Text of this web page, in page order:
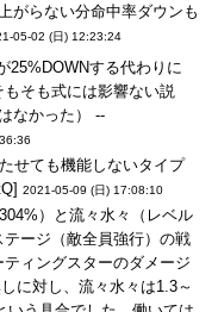
がらない分命中率ダウンも
05-02 (日) 12:23:24
25%DOWNする代わりに
そも式には影響ない説
なかった） --
せても機能しないタイプ
2021-05-09 (日) 17:08:10
）と流々水々（レベル
ージ（敵全員強行）の戦
ィングスターのダメージ
に対し、流々水々は1.3～